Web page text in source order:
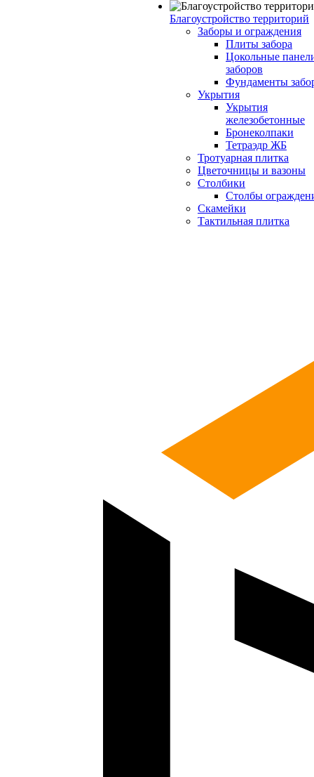
Благоустройство территорий
Заборы и ограждения
Плиты забора
Цокольные
заборов
Фундаменты
Укрытия
Укрытия
железобетонные
Бронеколпаки
Тетраэдр ЖБ
Тротуарная плитка
Цветочницы и вазоны
Столбики
Столбы
Скамейки
Тактильная плитка